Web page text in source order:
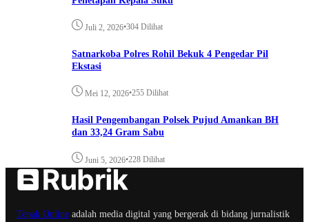
Juli 2, 2026•304 Dilihat
Satnarkoba Polres Rohil Bekuk 4 Pengedar Pil
Ekstasi
Mei 12, 2026•255 Dilihat
Hasil Pengembangan Polsek Pujud Amankan BH
dan 33,24 Gram Sabu
Juni 5, 2026•228 Dilihat
Tepak Online adalah media digital yang bergerak di bidang jurnalistik